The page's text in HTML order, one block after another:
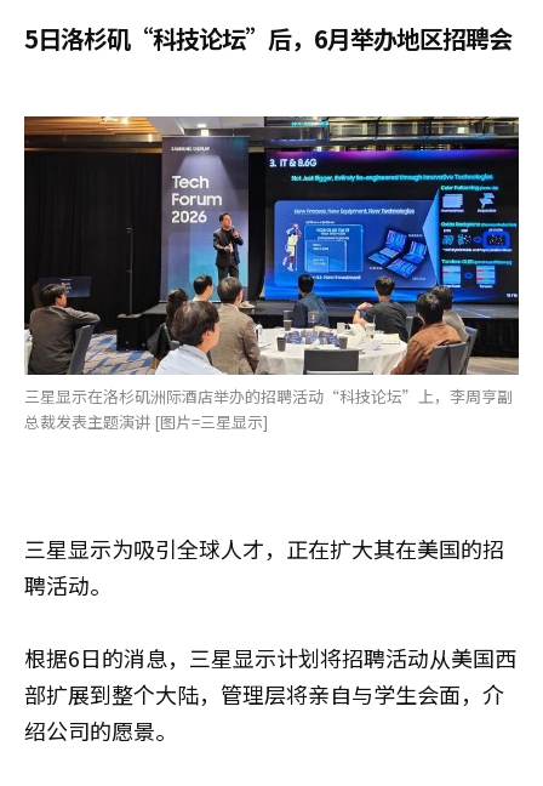
5日洛杉矶“科技论坛”后，6月举办地区招聘会
三星显示在洛杉矶洲际酒店举办的招聘活动“科技论坛”上，李周亨副
总裁发表主题演讲 [图片=三星显示]
三星显示为吸引全球人才，正在扩大其在美国的招
聘活动。
根据6日的消息，三星显示计划将招聘活动从美国西
部扩展到整个大陆，管理层将亲自与学生会面，介
绍公司的愿景。